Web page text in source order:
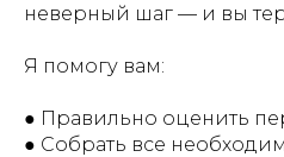
неверный шаг — и вы
Я помогу вам:
● Правильно оценить
● Собрать все